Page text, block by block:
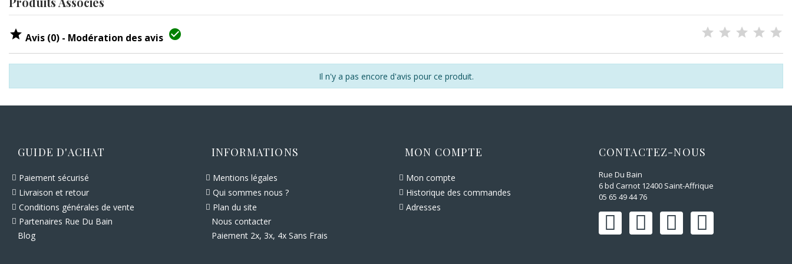
 Avis (0) - Modération des avis 
Il n'y a pas encore d'avis pour ce produit.
GUIDE D'ACHAT
Paiement sécurisé
Livraison et retour
Conditions générales de vente
Partenaires Rue Du Bain
Blog
INFORMATIONS
Mentions légales
Qui sommes nous ?
Plan du site
Nous contacter
Paiement 2x, 3x, 4x Sans Frais
MON COMPTE
Mon compte
Historique des commandes
Adresses
CONTACTEZ-NOUS
Rue Du Bain
6 bd Carnot 12400 Saint-Affrique
05 65 49 44 76